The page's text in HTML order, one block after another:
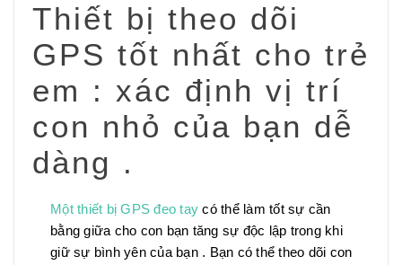
Thiết bị theo dõi
GPS tốt nhất cho trẻ
em : xác định vị trí
con nhỏ của bạn dễ
dàng .
Một thiết bị GPS đeo tay có thể làm tốt sự cần
bằng giữa cho con bạn tăng sự độc lập trong khi
giữ sự bình yên của bạn . Bạn có thể theo dõi con